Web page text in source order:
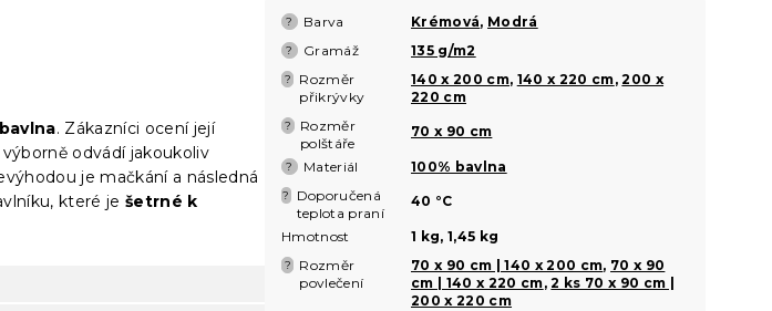
. Zákazníci ocení její
odvádí jakoukoliv
je mačkání a následná
které je šetrné k
? Barva Krémová, Modrá
? Gramáž 135 g/m2
?
Rozměr
přikrývky
140 x 200 cm, 140 x 220 cm,200 x
220 cm
?
Rozměr
polštáře
70 x 90 cm
? Materiál 100% bavlna
?
Doporučená
teplota praní
40 °C
Hmotnost 1 kg, 1,45 kg
?
Rozměr
povlečení
70 x 90 cm | 140 x 200 cm, 70 x 90
cm | 140 x 220 cm,2 ks 70 x 90 cm |
200 x 220 cm